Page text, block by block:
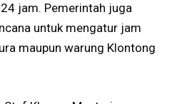
jam. Pemerintah juga
untuk mengatur jam
maupun warung Klontong